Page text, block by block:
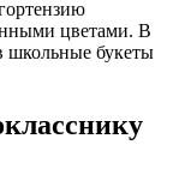
цветами. В
школьные букеты